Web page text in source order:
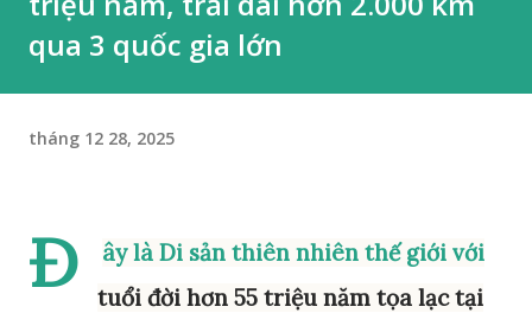
qua 3 quốc gia lớn
tháng 12 28, 2025
Đ
ây là Di sản thiên nhiên thế giới với
tuổi đời hơn 55 triệu năm tọa lạc tại